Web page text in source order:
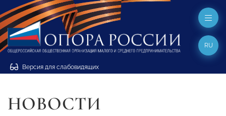
Версия для слабовидящих
RU
НОВОСТИ